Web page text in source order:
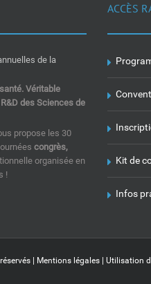
Véritable
des Sciences de
propose les 30
congrès,
organisée en
!
ACCÈS
Kit de
Infos
| Mentions légales | Utilisation